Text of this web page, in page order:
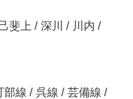
斐上 / 深川 / 川内 /
部線 / 呉線 / 芸備線 /